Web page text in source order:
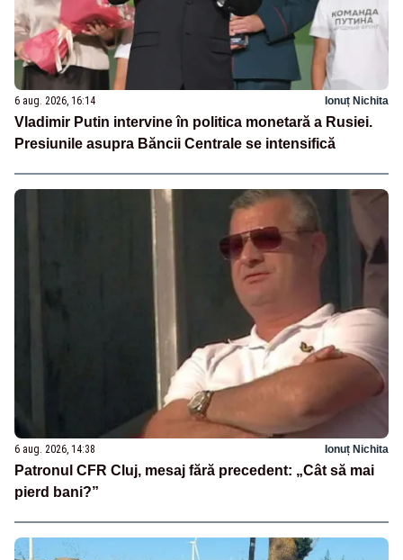
6 aug. 2026, 16:14 Ionuț Nichita
Vladimir Putin intervine în politica monetară a Rusiei.
Presiunile asupra Băncii Centrale se intensifică
6 aug. 2026, 14:38 Ionuț Nichita
Patronul CFR Cluj, mesaj fără precedent: „Cât să mai
pierd bani?”